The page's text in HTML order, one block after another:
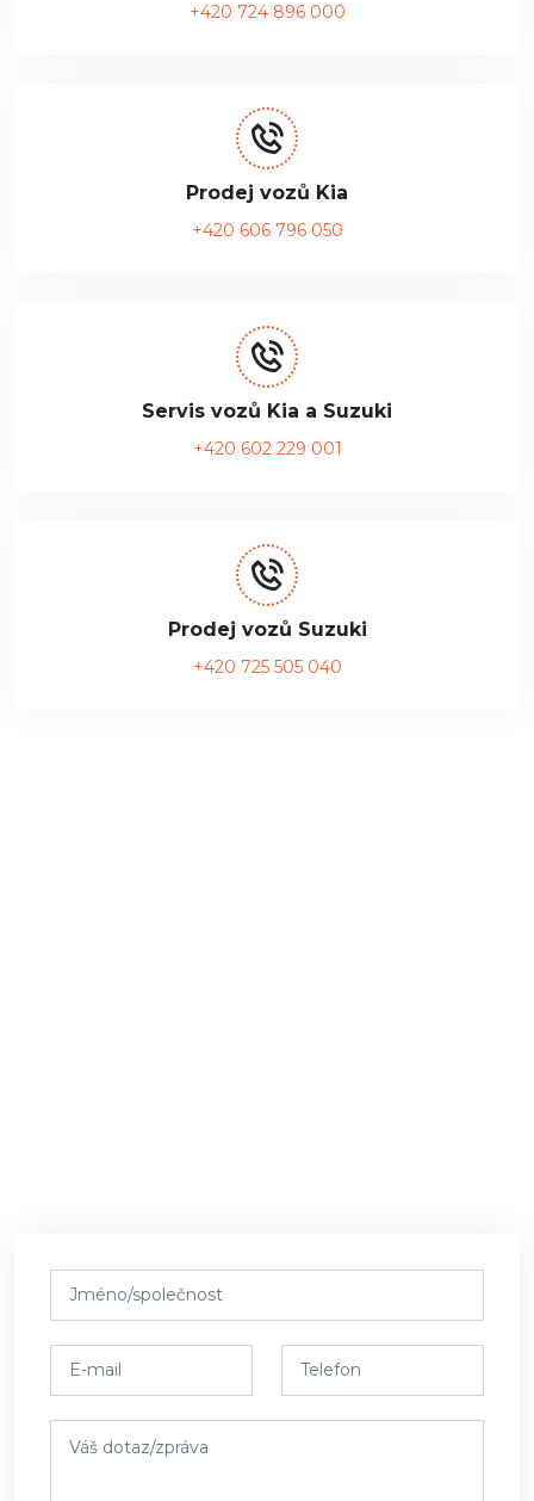
+420 724 896 000
Prodej vozů Kia
+420 606 796 050
Servis vozů Kia a Suzuki
+420 602 229 001
Prodej vozů Suzuki
+420 725 505 040